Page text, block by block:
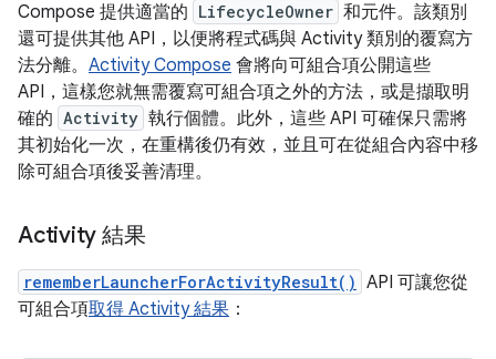
Compose 提供適當的 LifecycleOwner 和元件。該類別
還可提供其他 API，以便將程式碼與 Activity 類別的覆寫方
法分離。 Activity Compose 會將向可組合項公開這些
API，這樣您就無需覆寫可組合項之外的方法，或是擷取明
確的 Activity 執行個體。此外，這些 API 可確保只需將
其初始化一次，在重構後仍有效，並且可在從組合內容中移
除可組合項後妥善清理。
Activity 結果
rememberLauncherForActivityResult() API 可讓您從
可組合項取得 Activity 結果 ：